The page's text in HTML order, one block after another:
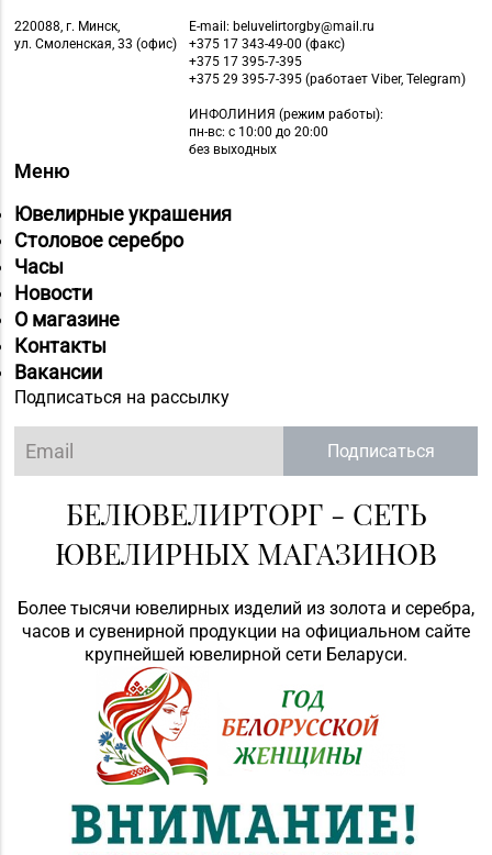
220088, г. Минск,
ул. Смоленская, 33 (офис)
E-mail: beluvelirtorgby@mail.ru
+375 17 343-49-00 (факс)
+375 17 395-7-395
+375 29 395-7-395 (работает Viber, Telegram)
ИНФОЛИНИЯ (режим работы):
пн-вс: с 10:00 до 20:00
без выходных
Меню
Ювелирные украшения
Столовое серебро
Часы
Новости
О магазине
Контакты
Вакансии
Подписаться на рассылку
Подписаться
БЕЛЮВЕЛИРТОРГ - СЕТЬ
ЮВЕЛИРНЫХ МАГАЗИНОВ
Более тысячи ювелирных изделий из золота и серебра,
часов и сувенирной продукции на официальном сайте
крупнейшей ювелирной сети Беларуси.